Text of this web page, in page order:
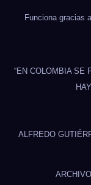
Funciona gracias
“EN COLOMBIA SE
ALFREDO
ARCHIVO